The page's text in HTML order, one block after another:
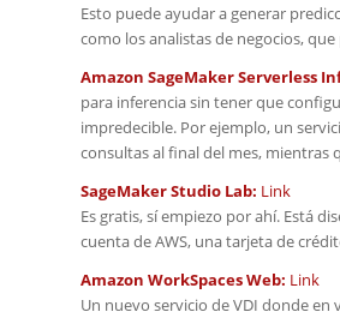
Esto puede ayudar a generar
como los analistas de negocios,
Amazon SageMaker Serverless
para inferencia sin tener que
impredecible. Por ejemplo, un
consultas al final del mes,
SageMaker Studio Lab: Link
Es gratis, sí empiezo por ahí. Está
cuenta de AWS, una tarjeta de
Amazon WorkSpaces Web: Link
Un nuevo servicio de VDI donde